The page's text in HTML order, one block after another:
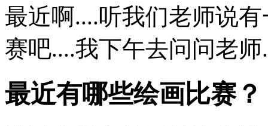
最近啊....听我们老师说
赛吧....我下午去问问老
最近有哪些绘画比赛？